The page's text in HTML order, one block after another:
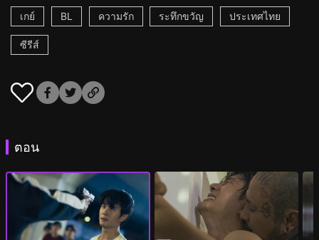
เกย์
BL ความรัก ระทึกขวัญ ประเทศไทย
ซีรีส์
ตอน